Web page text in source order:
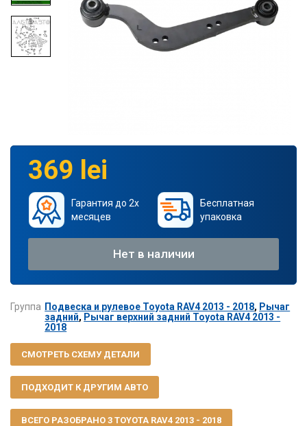
369 lei
Гарантия до 2х
месяцев
Бесплатная
упаковка
Нет в наличии
Группа Подвеска и рулевое Toyota RAV4 2013 - 2018, Рычаг
задний, Рычаг верхний задний Toyota RAV4 2013 -
2018
СМОТРЕТЬ СХЕМУ ДЕТАЛИ
ПОДХОДИТ К ДРУГИМ АВТО
ВСЕГО РАЗОБРАНО 3 TOYOTA RAV4 2013 - 2018